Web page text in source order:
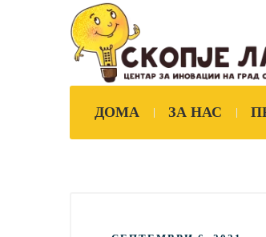
ДОМА ЗА НАС